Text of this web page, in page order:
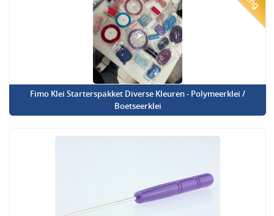
Fimo Klei Starterspakket Diverse Kleuren - Polymeerklei /
Boetseerklei